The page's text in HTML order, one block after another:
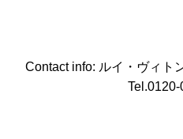
Contact info: ルイ・ヴィト